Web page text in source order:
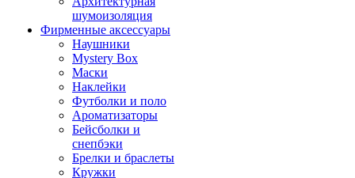
шумоизоляция
Фирменные аксессуары
Наушники
Mystery Box
Маски
Наклейки
Футболки и поло
Ароматизаторы
Бейсболки и
снепбэки
Брелки и браслеты
Кружки